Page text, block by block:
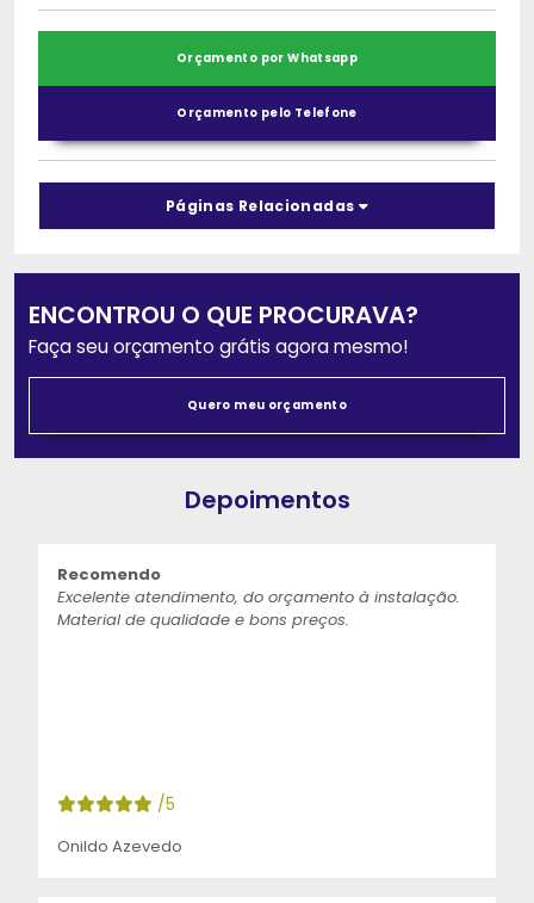
Orçamento por Whatsapp
Orçamento pelo Telefone
Páginas Relacionadas
ENCONTROU O QUE PROCURAVA?
Faça seu orçamento grátis agora mesmo!
Quero meu orçamento
Depoimentos
Recomendo
Excelente atendimento, do orçamento à instalação.
Material de qualidade e bons preços.
/5
Onildo Azevedo